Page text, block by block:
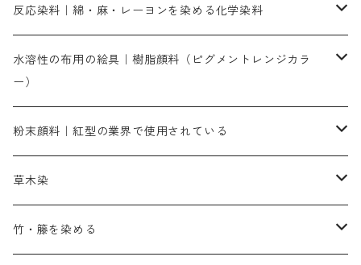
人気のおすすめ直接染料
染色に必要な薬品類
橙色系
お買い得品
染料一覧
人気のおすすめ染料
染色に必要な薬品類
補助薬品
反応染料｜綿・麻・レーヨンを染める化学染料
お勧めの3原色（赤・青・黄色）
お勧め｜スミフィックス～
3原色以外の色目
赤色
染色に必要な薬品
アルカリ剤
補助薬品
捺染に必要な材料
水溶性の布用の絵具｜樹脂顔料（ピグメントレンジカラ
ー）
ネオカラー（色）
内容量：100g
内容量：500g
バィンダー（定着剤）
増粘剤
粉末顔料｜紅型の業界で使用されている
赤色系
本洋紅
黄色系
草木染
植物染料
竹・籐を染める